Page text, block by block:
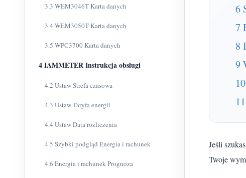
3.3 WEM3046T Karta danych
3.4 WEM3050T Karta danych
3.5 WPC3700 Karta danych
4 IAMMETER Instrukcja obsługi
4.2 Ustaw Strefa czasowa
4.3 Ustaw Taryfa energii
4.4 Ustaw Data rozliczenia
4.5 Szybki podgląd Energia i rachunek
4.6 Energia i rachunek Prognoza
6
7
8
9
Jeśli
Twoje